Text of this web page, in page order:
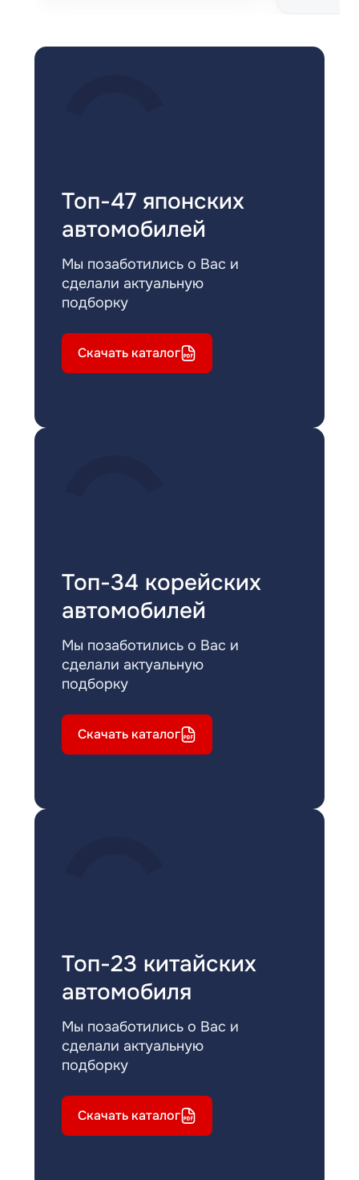
Топ-47 японских
автомобилей
Мы позаботились о Вас и
сделали актуальную
подборку
Скачать каталог
Топ-34 корейских
автомобилей
Мы позаботились о Вас и
сделали актуальную
подборку
Скачать каталог
Топ-23 китайских
автомобиля
Мы позаботились о Вас и
сделали актуальную
подборку
Скачать каталог